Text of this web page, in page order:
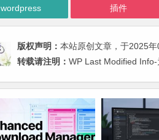
wordpress 插件
版权声明： 本站原创文章，于2025年
转载请注明： WP Last Modified